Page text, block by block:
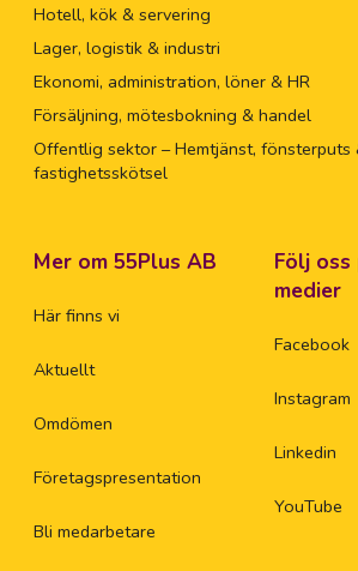
Hotell, kök & servering
Lager, logistik & industri
Ekonomi, administration, löner & HR
Försäljning, mötesbokning & handel
Offentlig sektor – Hemtjänst, fönsterputs
fastighetsskötsel
Mer om 55Plus AB
Här finns vi
Aktuellt
Omdömen
Företagspresentation
Bli medarbetare
Följ oss
medier
Facebook
Instagram
Linkedin
YouTube